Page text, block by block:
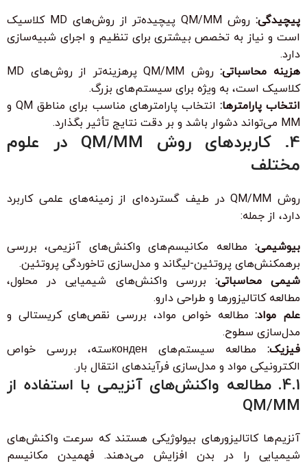
پیچیدگی:
روش QM/MM پیچیده‌تر از روش‌های MD کلاسیک
است و نیاز به تخصص بیشتری برای تنظیم و اجرای شبیه‌سازی
دارد.
هزینه محاسباتی:
روش QM/MM پرهزینه‌تر از روش‌های MD
کلاسیک است، به ویژه برای سیستم‌های بزرگ.
انتخاب پارامترها:
انتخاب پارامترهای مناسب برای مناطق QM و
MM می‌تواند دشوار باشد و بر دقت نتایج تأثیر بگذارد.
4. کاربردهای روش QM/MM در علوم
مختلف
روش QM/MM در طیف گسترده‌ای از زمینه‌های علمی کاربرد
دارد، از جمله:
بیوشیمی: مطالعه مکانیسم‌های واکنش‌های آنزیمی، بررسی
برهمکنش‌های پروتئین-لیگاند و مدل‌سازی تاخوردگی پروتئین.
شیمی محاسباتی: بررسی واکنش‌های شیمیایی در محلول،
مطالعه کاتالیزورها و طراحی دارو.
علم مواد:مطالعه خواص مواد، بررسی نقص‌های کریستالی و
مدل‌سازی سطوح.
فیزیک:
مطالعه سیستم‌های конденسته، بررسی خواص
الکترونیکی مواد و مدل‌سازی فرآیندهای انتقال بار.
4.1. مطالعه واکنش‌های آنزیمی با استفاده از
QM/MM
آنزیم‌ها کاتالیزورهای بیولوژیکی هستند که سرعت واکنش‌های
شیمیایی را در بدن افزایش می‌دهند. فهمیدن مکانیسم